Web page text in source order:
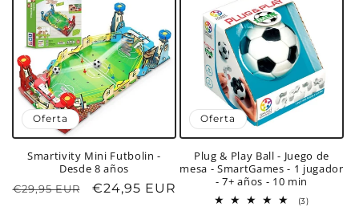
Oferta
Smartivity Mini Futbolin -
Desde 8 años
Precio
€29,95 EUR
Precio
€24,95 EUR
Oferta
Plug & Play Ball - Juego de
mesa - SmartGames - 1 jugador
- 7+ años - 10 min
(3)3